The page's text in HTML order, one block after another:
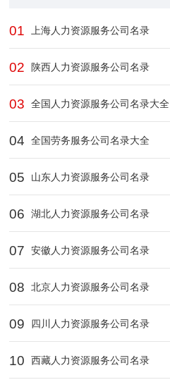
01 上海人力资源服务公司名录
02 陕西人力资源服务公司名录
03 全国人力资源服务公司名录大全
04 全国劳务服务公司名录大全
05 山东人力资源服务公司名录
06 湖北人力资源服务公司名录
07 安徽人力资源服务公司名录
08 北京人力资源服务公司名录
09 四川人力资源服务公司名录
10 西藏人力资源服务公司名录